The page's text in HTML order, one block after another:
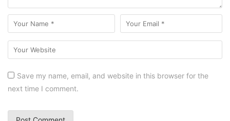
Save my name, email, and website in this browser for the
next time I comment.